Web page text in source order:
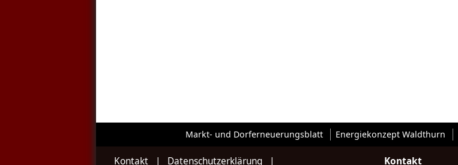
Markt- und Dorferneuerungsblatt Energiekonzept Waldthurn
Kontakt | Datenschutzerklärung | Kontakt